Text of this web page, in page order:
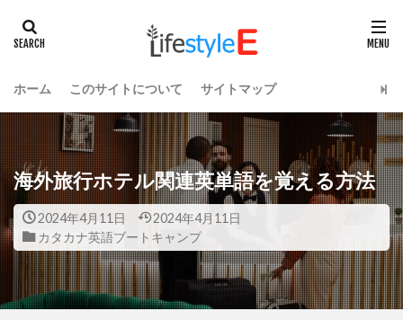
ホーム このサイトについて サイトマップ
海外旅行ホテル関連英単語を覚える方法
2024年4月11日
2024年4月11日
カタカナ英語ブートキャンプ